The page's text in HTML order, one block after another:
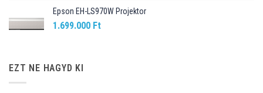
Epson EH-LS970W Projektor
1.699.000 Ft
EZT NE HAGYD KI